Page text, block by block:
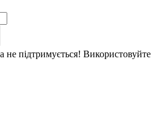
не підтримується! Використовуйте